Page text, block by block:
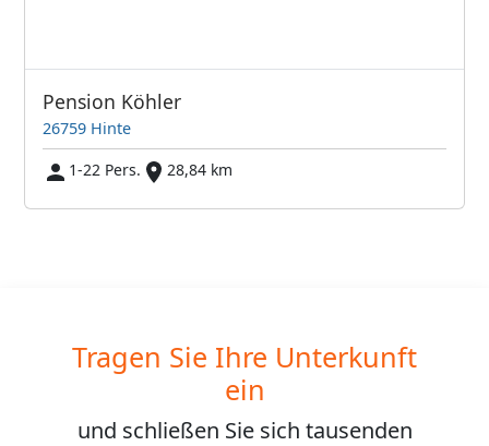
Pension Köhler
26759 Hinte
1-22 Pers.
28,84 km
Tragen Sie Ihre Unterkunft
ein
und schließen Sie sich tausenden